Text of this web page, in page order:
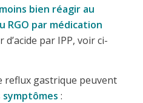
moins bien réagir au
par médication
par IPP, voir ci-
reflux gastrique peuvent
: